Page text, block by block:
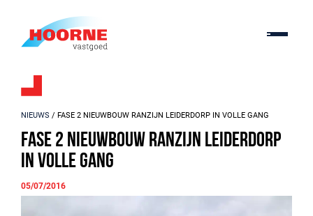
NIEUWS / FASE 2 NIEUWBOUW RANZIJN LEIDERDORP IN VOLLE GANG
Fase 2 nieuwbouw Ranzijn Leiderdorp
in volle gang
05/07/2016